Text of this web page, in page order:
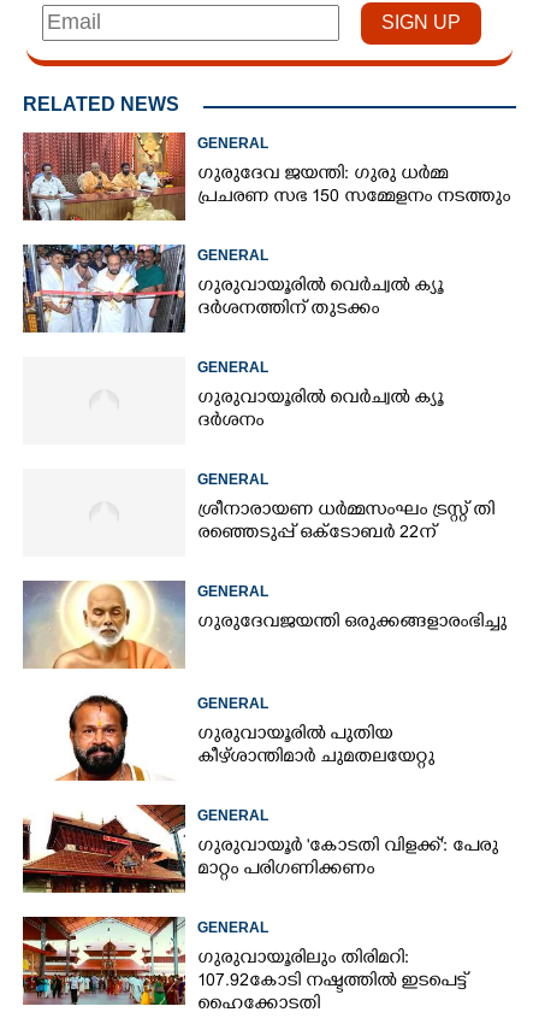
RELATED NEWS
GENERAL
ഗുരുദേവ ജയന്തി: ഗുരു ധർമ്മ
പ്രചരണ സഭ 150 സമ്മേളനം നടത്തും
GENERAL
ഗുരുവായൂരിൽ വെർച്വൽ ക്യൂ
ദർശനത്തിന് തുടക്കം
GENERAL
ഗുരുവായൂരിൽ വെർച്വൽ ക്യൂ
ദർശനം
GENERAL
ശ്രീനാരായണ ധർമ്മസംഘം ട്രസ്റ്റ് തി​
രഞ്ഞെടുപ്പ് ഒക്ടോബർ 22ന്
GENERAL
ഗുരുദേവജയന്തി ഒരുക്കങ്ങളാരംഭിച്ചു
GENERAL
ഗുരുവായൂരിൽ പുതിയ
കീഴ്ശാന്തിമാർ ചുമതലയേറ്റു
GENERAL
ഗുരുവായൂർ 'കോടതി വിളക്ക്': പേരു
മാറ്റം പരിഗണിക്കണം
GENERAL
ഗുരുവായൂരിലും തിരിമറി:
107.92 കോടി നഷ്ടത്തിൽ ഇടപെട്ട്
ഹൈക്കോടതി